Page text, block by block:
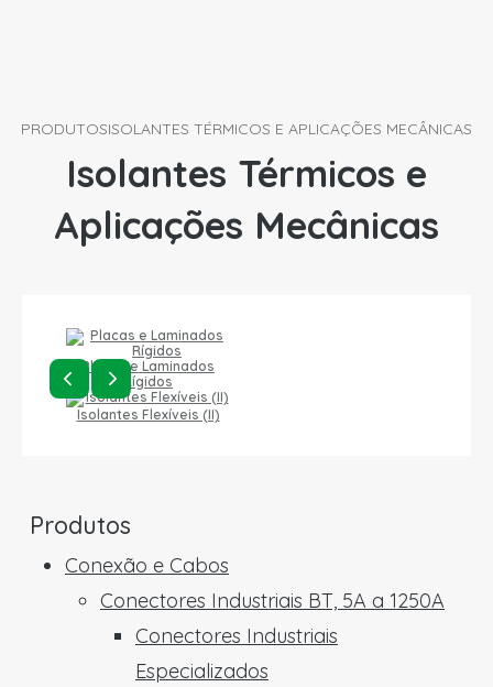
PRODUTOSISOLANTES TÉRMICOS E APLICAÇÕES MECÂNICAS
Isolantes Térmicos e
Aplicações Mecânicas
Placas e Laminados
Rígidos
Isolantes Flexíveis (II)
Produtos
Conexão e Cabos
Conectores Industriais BT, 5A a 1250A
Conectores Industriais
Especializados